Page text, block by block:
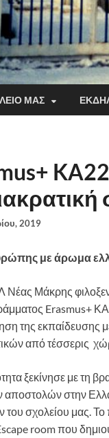
ΜΑΣ
2019
με άρωμα
Νέας Μάκρης
Erasmus+
της εκπαίδευσης
από τέσσερις
ξεκίνησε με τη
αποστολών στην
του σχολείου μας. Το
room που